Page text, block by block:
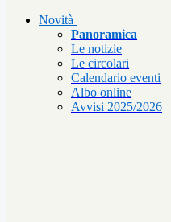
Novità
Panoramica
Le notizie
Le circolari
Calendario eventi
Albo online
Avvisi 2025/2026